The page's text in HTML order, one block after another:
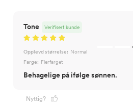
Tone Verifisert kunde
Opplevd størrelse: Normal
Farge: Flerfarget
Nyttig?